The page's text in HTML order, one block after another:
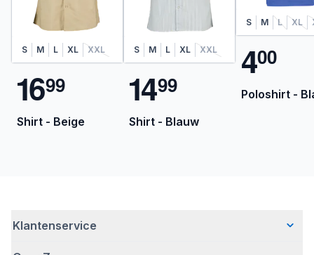
S M L XL XXL
1699
Shirt - Beige
S M L XL XXL
1499
Shirt - Blauw
S M L XL
400
Poloshirt -
Klantenservice